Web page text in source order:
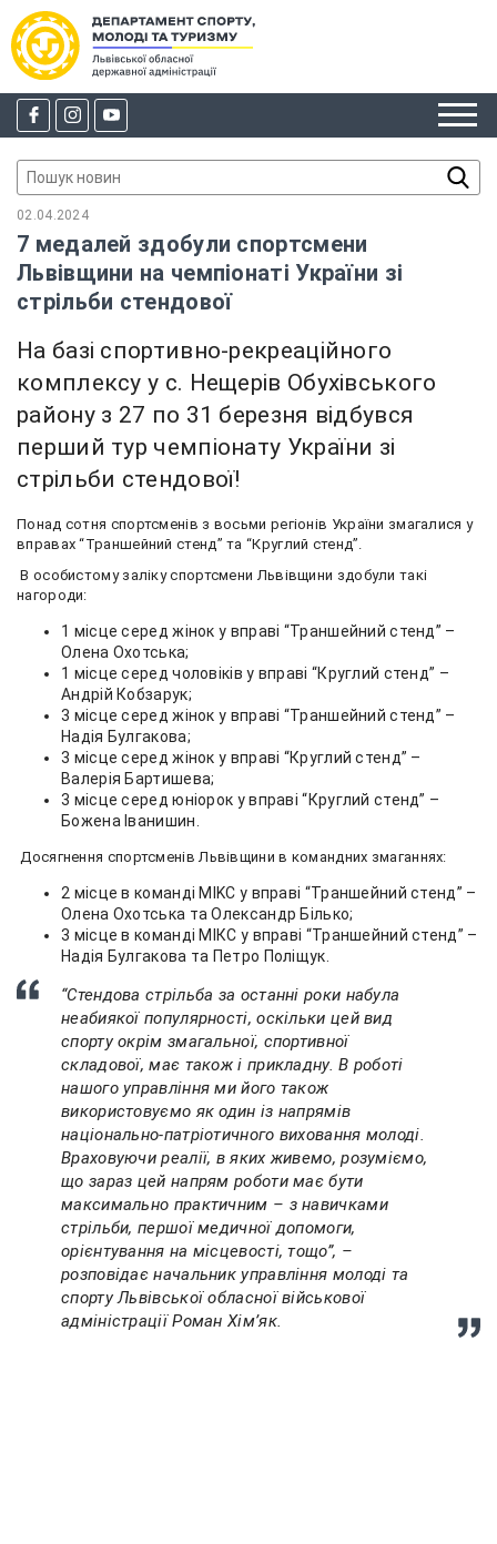
02.04.2024
7 медалей здобули спортсмени
Львівщини на чемпіонаті України зі
стрільби стендової
На базі спортивно-рекреаційного
комплексу у с. Нещерів Обухівського
району з 27 по 31 березня відбувся
перший тур чемпіонату України зі
стрільби стендової!
Понад сотня спортсменів з восьми регіонів України змагалися у
вправах “Траншейний стенд” та “Круглий стенд”.
В особистому заліку спортсмени Львівщини здобули такі
нагороди:
1 місце серед жінок у вправі “Траншейний стенд” –
Олена Охотська;
1 місце серед чоловіків у вправі “Круглий стенд” –
Андрій Кобзарук;
3 місце серед жінок у вправі “Траншейний стенд” –
Надія Булгакова;
3 місце серед жінок у вправі “Круглий стенд” –
Валерія Бартишева;
3 місце серед юніорок у вправі “Круглий стенд” –
Божена Іванишин.
Досягнення спортсменів Львівщини в командних змаганнях:
2 місце в команді MIKC у вправі “Траншейний стенд” –
Олена Охотська та Олександр Білько;
3 місце в команді МІКС у вправі “Траншейний стенд” –
Надія Булгакова та Петро Поліщук.
“Стендова стрільба за останні роки набула
неабиякої популярності, оскільки цей вид
спорту окрім змагальної, спортивної
складової, має також і прикладну. В роботі
нашого управління ми його також
використовуємо як один із напрямів
національно-патріотичного виховання молоді.
Враховуючи реалії, в яких живемо, розуміємо,
що зараз цей напрям роботи має бути
максимально практичним – з навичками
стрільби, першої медичної допомоги,
орієнтування на місцевості, тощо”, –
розповідає начальник управління молоді та
спорту Львівської обласної військової
адміністрації Роман Хім’як.